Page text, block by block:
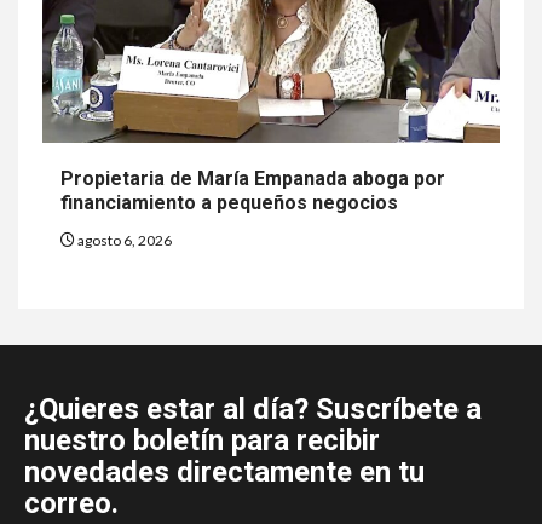
Propietaria de María Empanada aboga por
financiamiento a pequeños negocios
agosto 6, 2026
¿Quieres estar al día? Suscríbete a
nuestro boletín para recibir
novedades directamente en tu
correo.